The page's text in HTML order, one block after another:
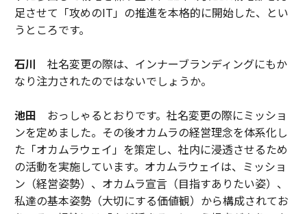
足させて「攻めのIT」の推進を本格的に開始した、とい
うところです。
石川 社名変更の際は、インナーブランディングにもか
なり注力されたのではないでしょうか。
池田 おっしゃるとおりです。社名変更の際にミッショ
ンを定めました。その後オカムラの経営理念を体系化し
た「オカムラウェイ」を策定し、社内に浸透させるため
の活動を実施しています。オカムラウェイは、ミッショ
ン（経営姿勢）、オカムラ宣言（目指すありたい姿）、
私達の基本姿勢（大切にする価値観）から構成されてお